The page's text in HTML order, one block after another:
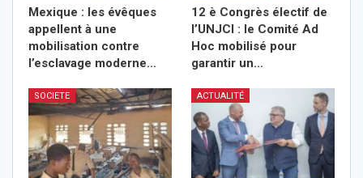
Mexique : les évêques
appellent à une
mobilisation contre
l’esclavage moderne…
12 è Congrès électif de
l’UNJCI : le Comité Ad
Hoc mobilisé pour
garantir un…
SOCIETE ACTUALITÉ